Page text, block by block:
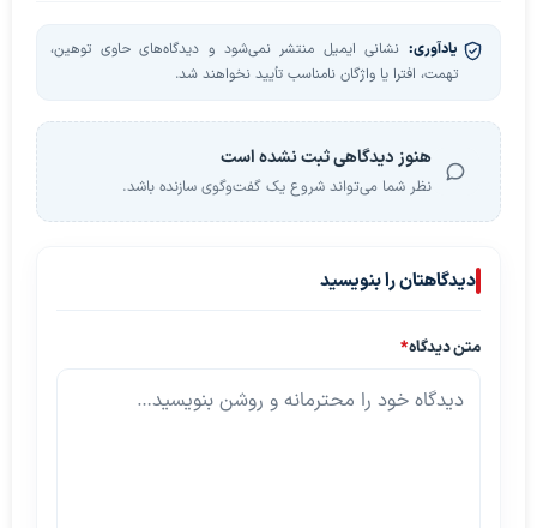
یادآوری: نشانی ایمیل منتشر نمی‌شود و دیدگاه‌های حاوی توهین،
تهمت، افترا یا واژگان نامناسب تأیید نخواهند شد.
هنوز دیدگاهی ثبت نشده است
نظر شما می‌تواند شروع یک گفت‌وگوی سازنده باشد.
دیدگاهتان را بنویسید
متن دیدگاه*